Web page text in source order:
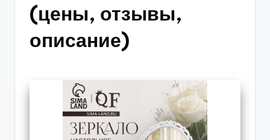
(цены, отзывы,
описание)